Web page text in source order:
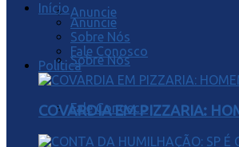
Anuncie
Sobre Nós
Fale Conosco
Início
Anuncie
Sobre Nós
Fale Conosco
Política
COVARDIA EM PIZZARIA: